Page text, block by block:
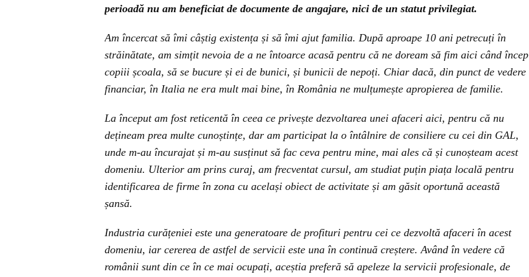
perioadă nu am beneficiat de documente de angajare, nici de un statut privilegiat.
Am încercat să îmi câștig existența și să îmi ajut familia. După aproape 10 ani petrecuți în
străinătate, am simțit nevoia de a ne întoarce acasă pentru că ne doream să fim aici când încep
copiii școala, să se bucure și ei de bunici, și bunicii de nepoți. Chiar dacă, din punct de vedere
financiar, în Italia ne era mult mai bine, în România ne mulțumește apropierea de familie.
La început am fost reticentă în ceea ce privește dezvoltarea unei afaceri aici, pentru că nu
dețineam prea multe cunoștințe, dar am participat la o întâlnire de consiliere cu cei din GAL,
unde m-au încurajat și m-au susținut să fac ceva pentru mine, mai ales că și cunoșteam acest
domeniu. Ulterior am prins curaj, am frecventat cursul, am studiat puțin piața locală pentru
identificarea de firme în zona cu același obiect de activitate și am găsit oportună această
șansă.
Industria curățeniei este una generatoare de profituri pentru cei ce dezvoltă afaceri în acest
domeniu, iar cererea de astfel de servicii este una în continuă creștere. Având în vedere că
românii sunt din ce în ce mai ocupați, aceștia preferă să apeleze la servicii profesionale, de